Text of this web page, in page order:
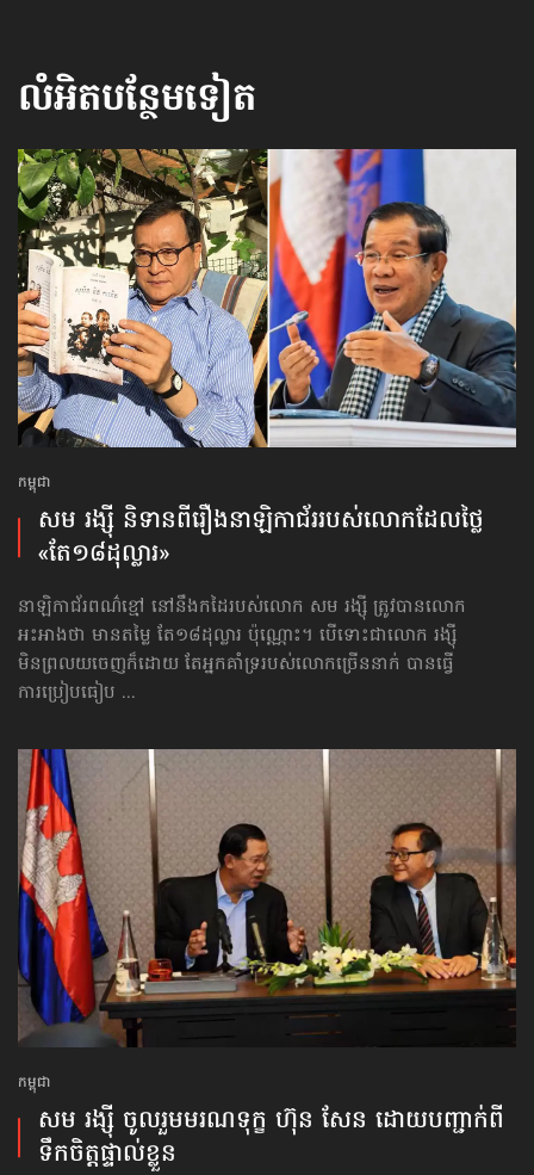
លំអិតបន្ថែមទៀត
កម្ពុជា
សម រង្ស៊ី និទានពី​រឿង​នាឡិកា​ជ័រ​របស់លោក​ដែលថ្លៃ​
«តែ១៨ដុល្លារ»
នាឡិកាជ័រពណ៌ខ្មៅ នៅនឹងកដៃរបស់លោក សម រង្ស៊ី ត្រូវបានលោក
អះអាងថា មានតម្លៃ តែ១៨ដុល្លារ ប៉ុណ្ណោះ។ បើទោះជាលោក រង្ស៊ី
មិនព្រលយចេញក៏ដោយ តែអ្នកគាំទ្ររបស់លោកច្រើននាក់ បានធ្វើ
ការប្រៀបធៀប ...
កម្ពុជា
សម រង្ស៊ី ចូលរួម​មរណទុក្ខ ហ៊ុន សែន ដោយ​បញ្ជាក់​ពី
ទឹកចិត្ត​ផ្ទាល់ខ្លួន